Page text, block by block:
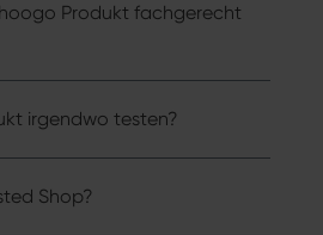
Produkt fachgerecht
irgendwo testen?
Shop?